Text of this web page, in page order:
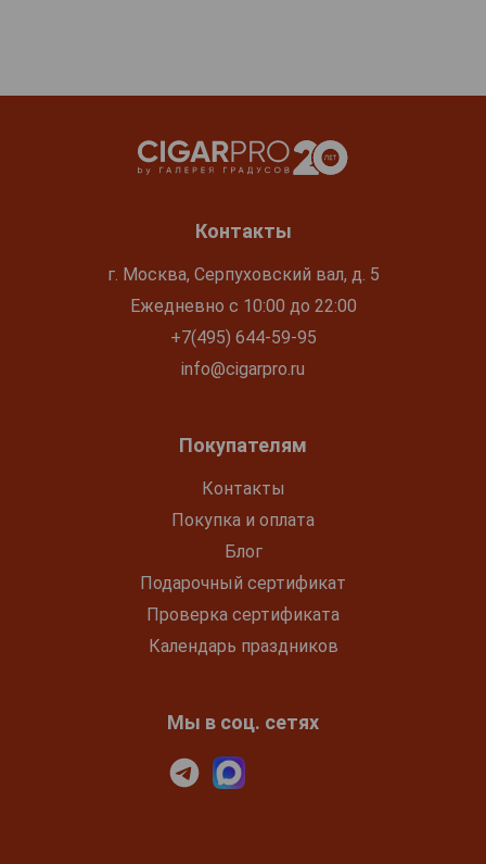
Контакты
г. Москва, Серпуховский вал, д. 5
Ежедневно с 10:00 до 22:00
+7(495) 644-59-95
info@cigarpro.ru
Покупателям
Контакты
Покупка и оплата
Блог
Подарочный сертификат
Проверка сертификата
Календарь праздников
Мы в соц. сетях